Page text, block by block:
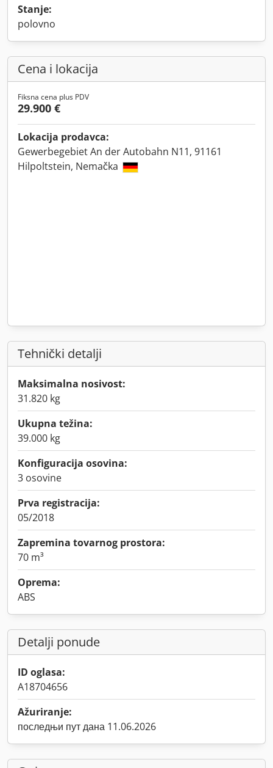
Stanje:
polovno
Cena i lokacija
Fiksna cena plus PDV
29.900 €
Lokacija prodavca:
Gewerbegebiet An der Autobahn N11, 91161
Hilpoltstein, Nemačka
Tehnički detalji
Maksimalna nosivost:
31.820 kg
Ukupna težina:
39.000 kg
Konfiguracija osovina:
3 osovine
Prva registracija:
05/2018
Zapremina tovarnog prostora:
70 m³
Oprema:
ABS
Detalji ponude
ID oglasa:
A18704656
Ažuriranje:
последњи пут дана 11.06.2026